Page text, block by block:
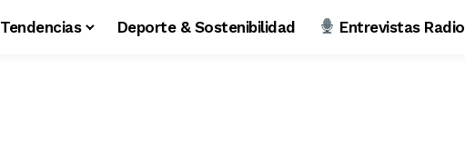
Tendencias Deporte & Sostenibilidad Entrevistas Radio